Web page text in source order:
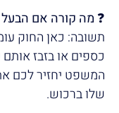
❓ מה קורה אם
תשובה: כאן החוק
כספים או בזבז
המשפט יחזיר לכם
שלו ברכוש.